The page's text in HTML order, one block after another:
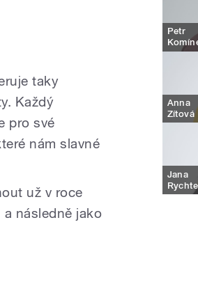
taky
Každý
pro své
nám slavné
už v roce
následně jako
Petr
Anna
Zítová
Jana